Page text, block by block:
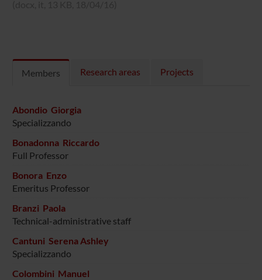
Members Research areas Projects
Abondio Giorgia
Specializzando
Bonadonna Riccardo
Full Professor
Bonora Enzo
Emeritus Professor
Branzi Paola
Technical-administrative staff
Cantuni Serena Ashley
Specializzando
Colombini Manuel